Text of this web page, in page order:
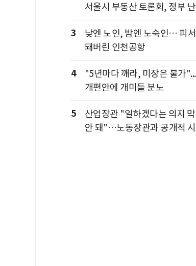
서울시 부동산 토론회, 정부
3
낮엔 노인, 밤엔 노숙인… 피서
돼버린 인천공항
4
"5년마다 깨라, 미장은 불가
개편안에 개미들 분노
5
산업장관 "일하겠다는 의지
안 돼"…노동장관과 공개적